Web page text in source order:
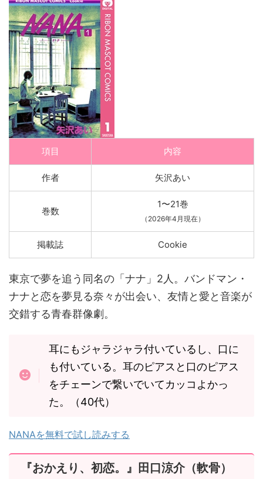
項目 内容
作者 矢沢あい
巻数
1〜21巻
（2026年4月現在）
掲載誌 Cookie
東京で夢を追う同名の「ナナ」2人。バンドマン・
ナナと恋を夢見る奈々が出会い、友情と愛と音楽が
交錯する青春群像劇。
耳にもジャラジャラ付いているし、口に
も付いている。耳のピアスと口のピアス
をチェーンで繋いでいてカッコよかっ
た。（40代）
NANAを無料で試し読みする
『おかえり、初恋。』田口涼介（軟骨）